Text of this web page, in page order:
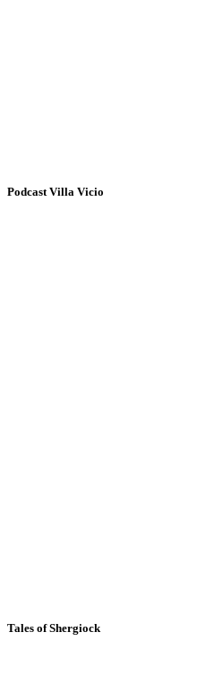
Podcast Villa Vicio
Tales of Shergiock